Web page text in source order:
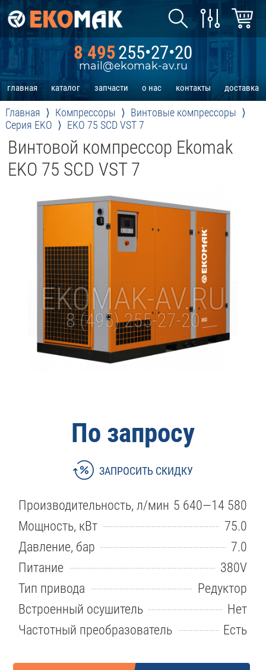
8 495255•27•20
mail@ekomak-av.ru
главная каталог запчасти о нас контакты доставка
Главная Компрессоры
Винтовые компрессоры
Серия EKO
EKO 75 SCD VST 7
Винтовой компрессор Ekomak
EKO 75 SCD VST 7
По запросу
ЗАПРОСИТЬ СКИДКУ
Производительность, л/мин 5 640—14 580
Мощность, кВт
75.0
Давление, бар
7.0
Питание
380V
Тип привода
Редуктор
Встроенный осушитель
Нет
Частотный преобразователь
Есть